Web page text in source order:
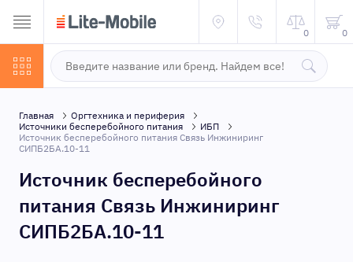
0 0
Главная
Оргтехника и периферия
Источники бесперебойного питания
ИБП
Источник бесперебойного питания Связь Инжиниринг
СИПБ2БА.10-11
Источник бесперебойного
питания Связь Инжиниринг
СИПБ2БА.10-11